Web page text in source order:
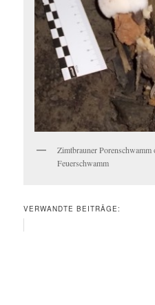
Zimtbrauner Porenschwamm
Feuerschwamm
VERWANDTE BEITRÄGE: